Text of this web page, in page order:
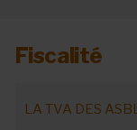
Fiscalité
LA TVA DES ASBL